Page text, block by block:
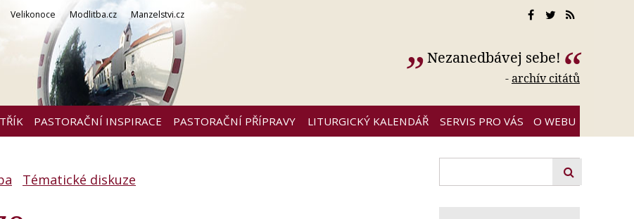
Velikonoce Modlitba.cz Manzelstvi.cz
Nezanedbávej sebe!
-archív citátů
PASTORAČNÍ INSPIRACE PASTORAČNÍ PŘÍPRAVY LITURGICKÝ KALENDÁŘ SERVIS PRO VÁS O WEBU
Tématické diskuze